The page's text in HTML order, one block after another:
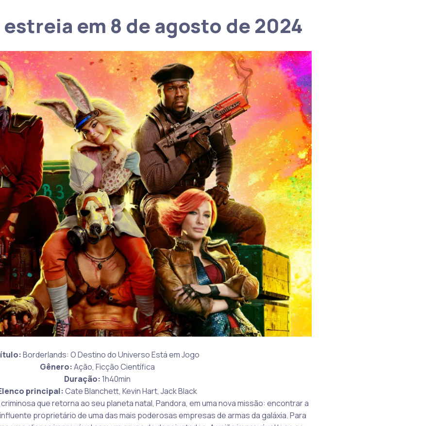
em 8 de agosto de 2024
Borderlands: O Destino do Universo Está em Jogo
Gênero:Ação, Ficção Científica
Duração:1h40min
principal:Cate Blanchett, Kevin Hart, Jack Black
que retorna ao seu planeta natal, Pandora, em uma nova missão: encontrar a
proprietário de uma das mais poderosas empresas de armas da galáxia. Para